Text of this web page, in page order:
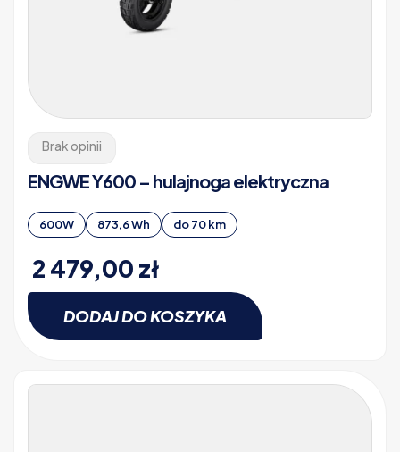
Brak opinii
ENGWE Y600 – hulajnoga elektryczna
600W 873,6 Wh do 70 km
2 479,00 zł
DODAJ DO KOSZYKA